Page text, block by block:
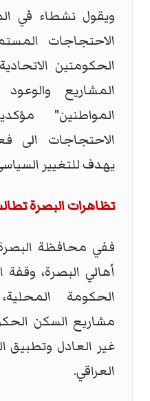
ويقول نشطاء في
الاحتجاجات
الحكومتين
المشاريع
المواطنين"
الاحتجاجات الى
يهدف للتغيير
تظاهرات البصرة
ففي محافظة
أهالي البصرة،
الحكومة
مشاريع السكن
العراقي.